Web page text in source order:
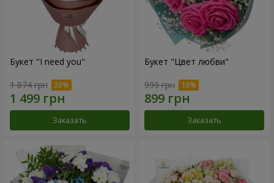
Букет "I need you"
1 874 грн
Заказать
Букет "Цвет любви"
999 грн
Заказать